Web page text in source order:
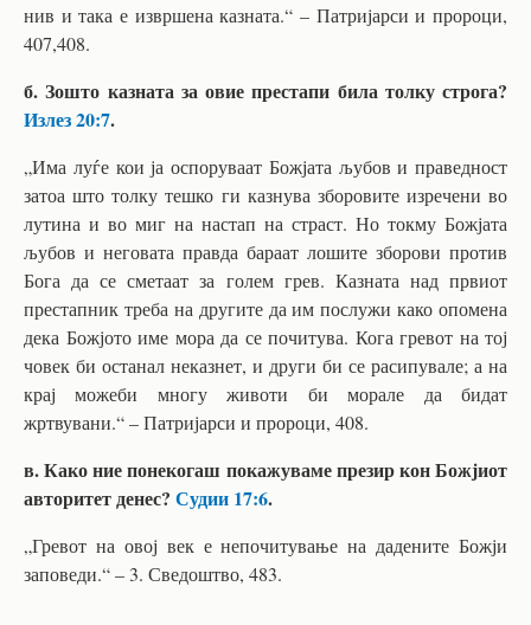
нив и така е извршена казната.“ – Патријарси и пророци,
407,408.
б. Зошто казната за овие престапи била толку строга?
Излез 20:7.
„Има луѓе кои ја оспоруваат Божјата љубов и праведност
затоа што толку тешко ги казнува зборовите изречени во
лутина и во миг на настап на страст. Но токму Божјата
љубов и неговата правда бараат лошите зборови против
Бога да се сметаат за голем грев. Казната над првиот
престапник треба на другите да им послужи како опомена
дека Божјото име мора да се почитува. Кога гревот на тој
човек би останал неказнет, и други би се расипувале; а на
крај можеби многу животи би морале да бидат
жртвувани.“ – Патријарси и пророци, 408.
в. Како ние понекогаш покажуваме презир кон Божјиот
авторитет денес? Судии 17:6.
„Гревот на овој век е непочитување на дадените Божји
заповеди.“ – 3. Сведоштво, 483.